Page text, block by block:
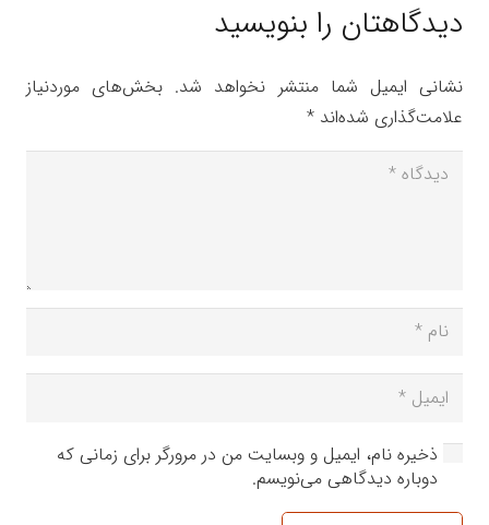
دیدگاهتان را بنویسید
نشانی ایمیل شما منتشر نخواهد شد. بخش‌های موردنیاز
علامت‌گذاری شده‌اند *
ذخیره نام، ایمیل و وبسایت من در مرورگر برای زمانی که
دوباره دیدگاهی می‌نویسم.